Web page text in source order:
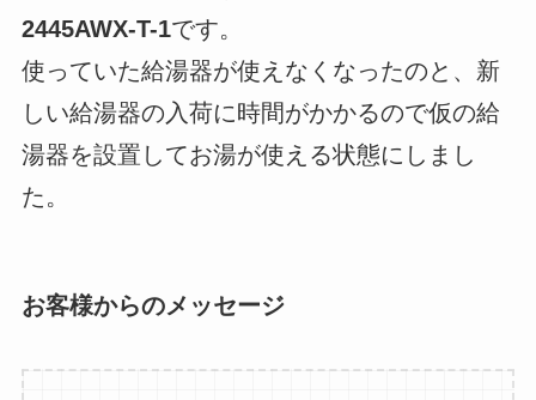
2445AWX-T-1です。
使っていた給湯器が使えなくなったのと、新
しい給湯器の入荷に時間がかかるので仮の給
湯器を設置してお湯が使える状態にしまし
た。
お客様からのメッセージ